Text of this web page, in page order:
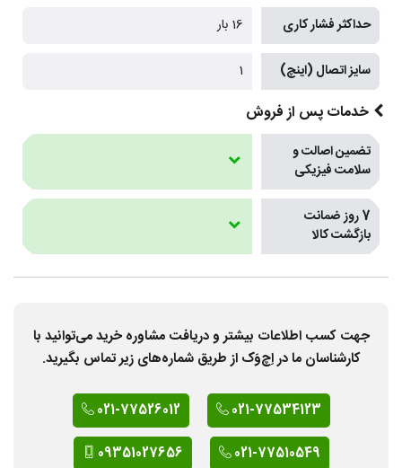
حداکثر فشار کاری 16 بار
سایز اتصال (اینچ) 1
خدمات پس از فروش
تضمین اصالت و
سلامت فیزیکی
7 روز ضمانت
بازگشت کالا
جهت کسب اطلاعات بیشتر و دریافت مشاوره خرید می‌توانید با
کارشناسان ما در اِچ‌وَک از طریق شماره‌های زیر تماس بگیرید.
021-77534123
021-77526012
021-77510549
09351027656